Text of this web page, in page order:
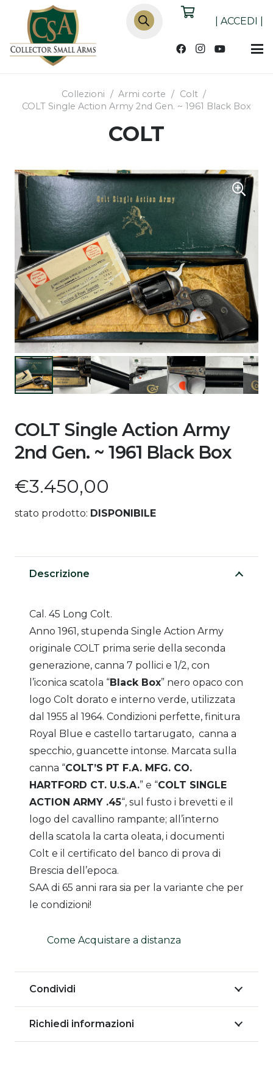
Products
search
ACCEDI
Collezioni / Armi corte / Colt /
COLT Single Action Army 2nd Gen. ~ 1961 Black Box
COLT
COLT Single Action Army
2nd Gen. ~ 1961 Black Box
€3.450,00
stato prodotto: DISPONIBILE
Descrizione
Cal. 45 Long Colt.
Anno 1961, stupenda Single Action Army
originale COLT prima serie della seconda
generazione, canna 7 pollici e 1/2, con
l’iconica scatola “Black Box” nero opaco con
logo Colt dorato e interno verde, utilizzata
dal 1955 al 1964. Condizioni perfette, finitura
Royal Blue e castello tartarugato, canna a
specchio, guancette intonse. Marcata sulla
canna “COLT’S PT F.A. MFG. CO.
HARTFORD CT. U.S.A.” e “COLT SINGLE
ACTION ARMY .45“, sul fusto i brevetti e il
logo del cavallino rampante; all’interno
della scatola la carta oleata, i documenti
Colt e il certificato del banco di prova di
Brescia dell’epoca.
SAA di 65 anni rara sia per la variante che per
le condizioni!
Come Acquistare a distanza
Condividi
Richiedi informazioni